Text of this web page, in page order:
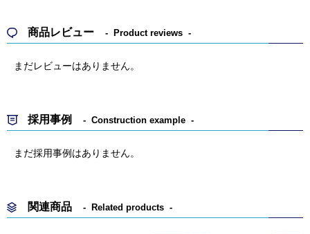
商品レビュー Product reviews
まだレビューはありません。
採用事例 Construction example
まだ採用事例はありません。
関連商品 Related products